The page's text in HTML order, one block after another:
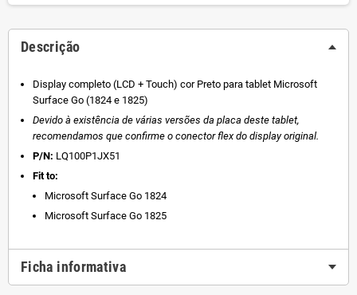
Descrição
Display completo (LCD + Touch) cor Preto para tablet Microsoft
Surface Go (1824 e 1825)
Devido à existência de várias versões da placa deste tablet,
recomendamos que confirme o conector flex do display original.
P/N: LQ100P1JX51
Fit to:
Microsoft Surface Go 1824
Microsoft Surface Go 1825
Ficha informativa